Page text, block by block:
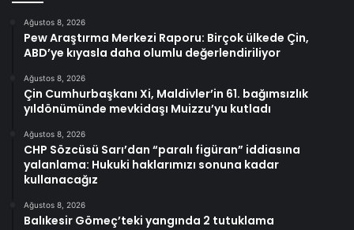
Ağustos 8, 2026
Pew Araştırma Merkezi Raporu: Birçok ülkede Çin,
ABD’ye kıyasla daha olumlu değerlendiriliyor
Ağustos 8, 2026
Çin Cumhurbaşkanı Xi, Maldivler’in 61. bağımsızlık
yıldönümünde mevkidaşı Muizzu’yu kutladı
Ağustos 8, 2026
CHP Sözcüsü Sarı’dan “paralı figüran” iddiasına
yalanlama: Hukuki haklarımızı sonuna kadar
kullanacağız
Ağustos 8, 2026
Balıkesir Gömeç’teki yangında 2 tutuklama